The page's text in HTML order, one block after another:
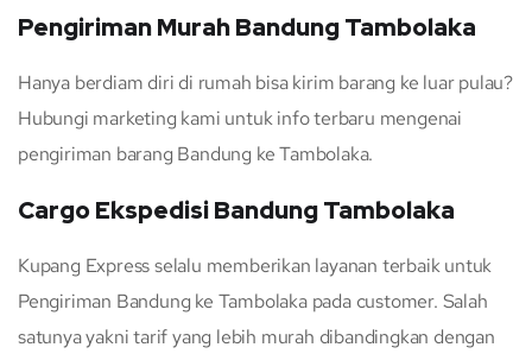
Pengiriman Murah Bandung Tambolaka
Hanya berdiam diri di rumah bisa kirim barang ke luar pulau?
Hubungi marketing kami untuk info terbaru mengenai
pengiriman barang Bandung ke Tambolaka.
Cargo Ekspedisi Bandung Tambolaka
Kupang Express selalu memberikan layanan terbaik untuk
Pengiriman Bandung ke Tambolaka pada customer. Salah
satunya yakni tarif yang lebih murah dibandingkan dengan